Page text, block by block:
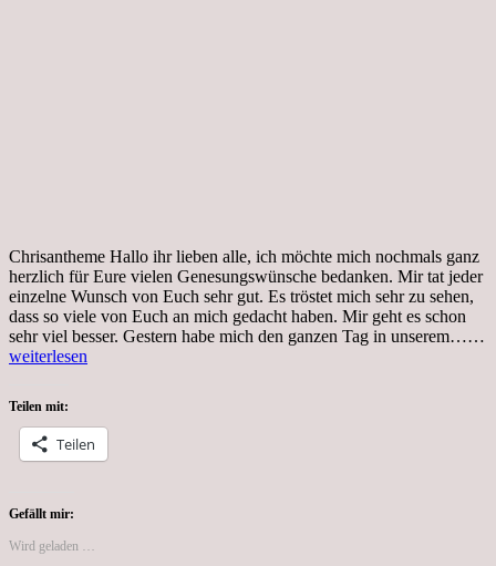
Chrisantheme Hallo ihr lieben alle, ich möchte mich nochmals ganz
herzlich für Eure vielen Genesungswünsche bedanken. Mir tat jeder
einzelne Wunsch von Euch sehr gut. Es tröstet mich sehr zu sehen,
dass so viele von Euch an mich gedacht haben. Mir geht es schon
sehr viel besser. Gestern habe mich den ganzen Tag in unserem……
Dienstag,
weiterlesen
Teilen mit:
Teilen
Gefällt mir:
Wird geladen …